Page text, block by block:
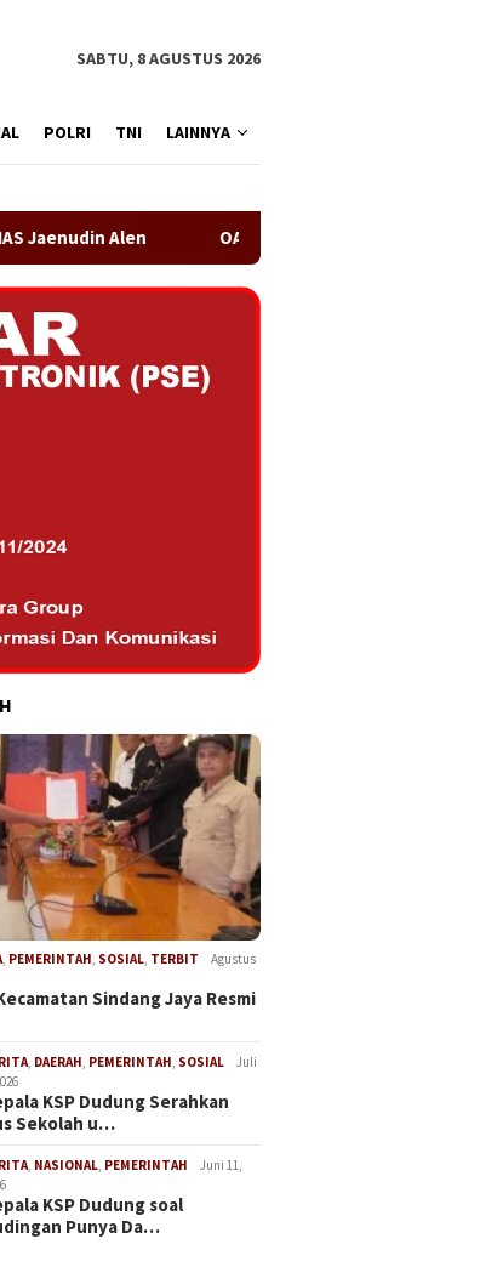
SABTU, 8 AGUSTUS 2026
POLRI TNI LAINNYA
Siap Bersinergi dengan Pemerintah Kabupaten
PEMERINTAH SOSIAL TERBIT
Agustus
Kecamatan Sindang Jaya Resmi
DAERAH PEMERINTAH SOSIAL
Juli
KSP Dudung Serahkan
Sekolah u…
NASIONAL PEMERINTAH
Juni 11,
KSP Dudung soal
Punya Da…